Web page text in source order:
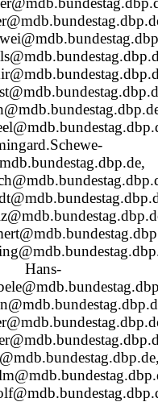
Hans-